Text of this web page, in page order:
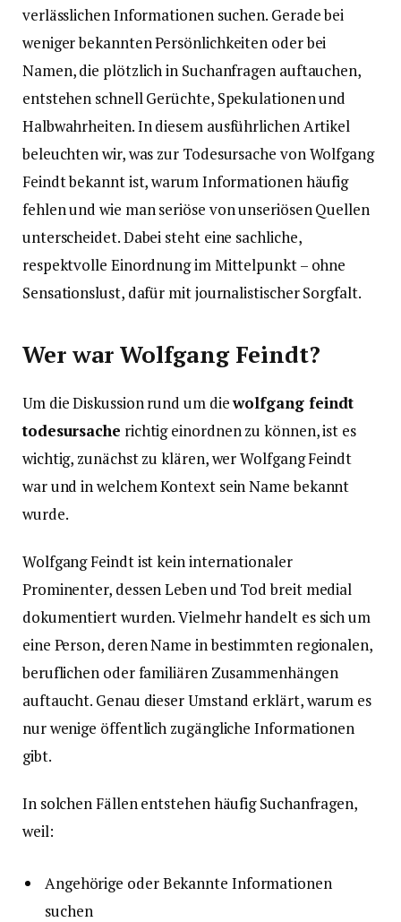
verlässlichen Informationen suchen. Gerade bei
weniger bekannten Persönlichkeiten oder bei
Namen, die plötzlich in Suchanfragen auftauchen,
entstehen schnell Gerüchte, Spekulationen und
Halbwahrheiten. In diesem ausführlichen Artikel
beleuchten wir, was zur Todesursache von Wolfgang
Feindt bekannt ist, warum Informationen häufig
fehlen und wie man seriöse von unseriösen Quellen
unterscheidet. Dabei steht eine sachliche,
respektvolle Einordnung im Mittelpunkt – ohne
Sensationslust, dafür mit journalistischer Sorgfalt.
Wer war Wolfgang Feindt?
Um die Diskussion rund um diewolfgang feindt
todesursache richtig einordnen zu können, ist es
wichtig, zunächst zu klären, wer Wolfgang Feindt
war und in welchem Kontext sein Name bekannt
wurde.
Wolfgang Feindt ist kein internationaler
Prominenter, dessen Leben und Tod breit medial
dokumentiert wurden. Vielmehr handelt es sich um
eine Person, deren Name in bestimmten regionalen,
beruflichen oder familiären Zusammenhängen
auftaucht. Genau dieser Umstand erklärt, warum es
nur wenige öffentlich zugängliche Informationen
gibt.
In solchen Fällen entstehen häufig Suchanfragen,
weil:
Angehörige oder Bekannte Informationen
suchen